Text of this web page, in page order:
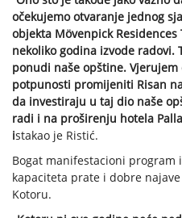
očekujemo otvaranje jednog
objekta Mövenpick
nekoliko godina izvode radovi.
ponudi naše opštine.
potpunosti promijeniti Risan
da investiraju u taj dio naše
radi i na proširenju hotela
istakao je Ristić.
Bogat manifestacioni
kapaciteta prate i dobre
Kotoru.